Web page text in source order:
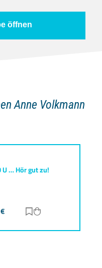
öffnen
Anne Volkmann
U … Hör gut zu!
Zur Merkliste